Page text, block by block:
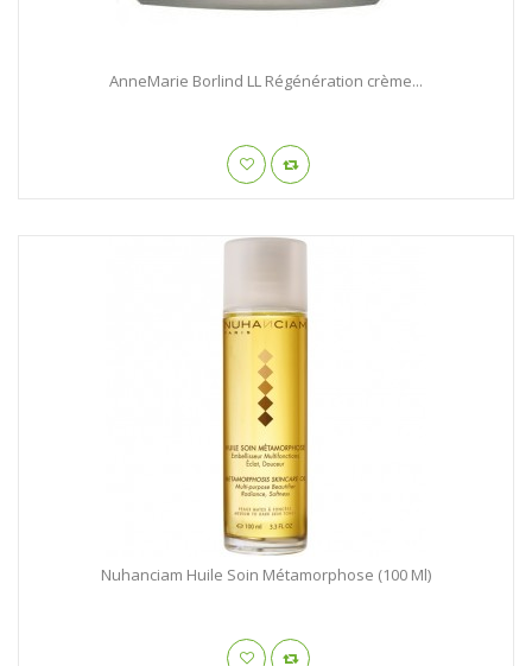
AnneMarie Borlind LL Régénération crème...
Nuhanciam Huile Soin Métamorphose (100 Ml)